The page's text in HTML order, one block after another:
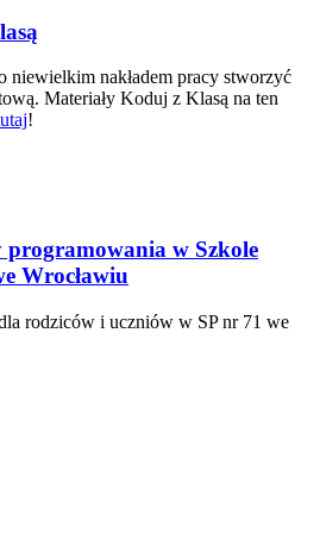
niewielkim nakładem pracy stworzyć
Materiały Koduj z Klasą na ten
!
programowania w Szkole
Wrocławiu
rodziców i uczniów w SP nr 71 we